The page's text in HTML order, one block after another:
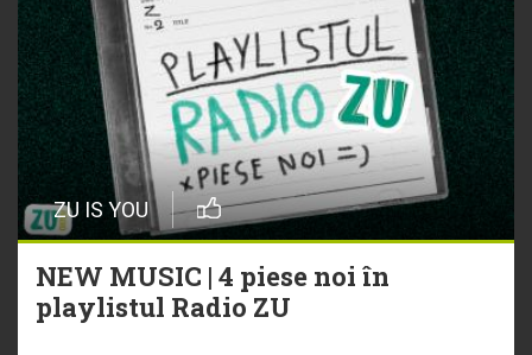
ZU IS YOU
NEW MUSIC | 4 piese noi în
playlistul Radio ZU